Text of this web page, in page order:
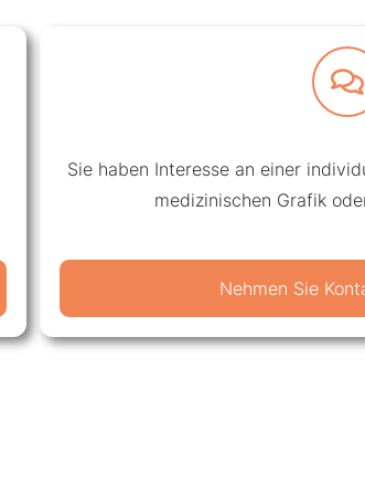
Sie haben Interesse an einer
medizinischen Grafik
Nehmen Sie